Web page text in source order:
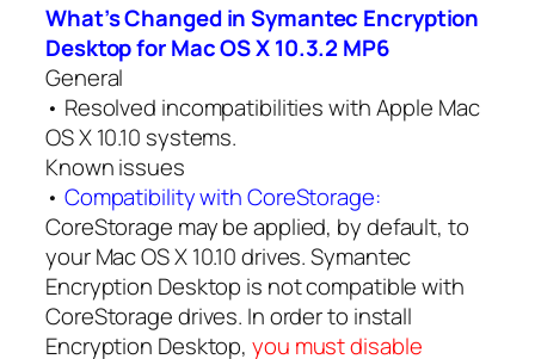
What’s Changed in Symantec Encryption
Desktop for Mac OS X 10.3.2 MP6
General
• Resolved incompatibilities with Apple Mac
OS X 10.10 systems.
Known issues
• Compatibility with CoreStorage:
CoreStorage may be applied, by default, to
your Mac OS X 10.10 drives. Symantec
Encryption Desktop is not compatible with
CoreStorage drives. In order to install
Encryption Desktop, you must disable